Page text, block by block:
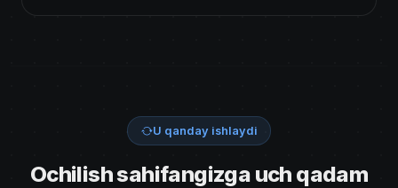
U qanday ishlaydi
Ochilish sahifangizga uch qadam